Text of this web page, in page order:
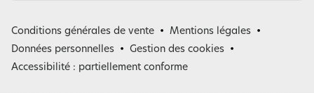
Belgique
Conditions générales de vente
Mentions légales
Données personnelles
Gestion des cookies
Accessibilité : partiellement conforme